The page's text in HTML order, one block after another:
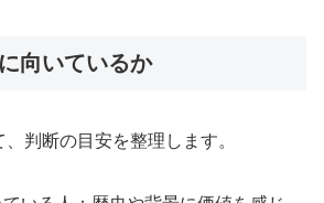
向いているか
判断の目安を整理します。